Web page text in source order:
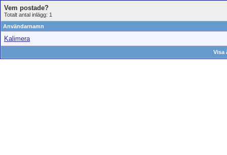
Vem postade?
Totalt antal inlägg: 1
Användarnamn
Kalimera
Visa